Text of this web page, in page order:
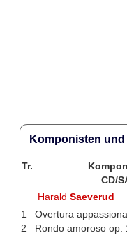
Komponisten
Tr.
CD/
HaraldSaeverud
1
Overtura
2
Rondo amoroso op.